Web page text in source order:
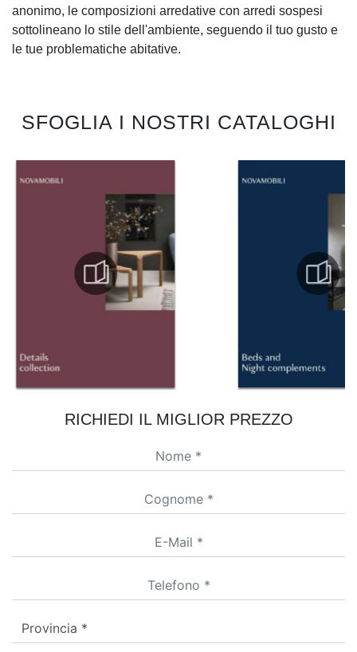
anonimo, le composizioni arredative con arredi sospesi
sottolineano lo stile dell'ambiente, seguendo il tuo gusto e
le tue problematiche abitative.
SFOGLIA I NOSTRI CATALOGHI
RICHIEDI IL MIGLIOR PREZZO